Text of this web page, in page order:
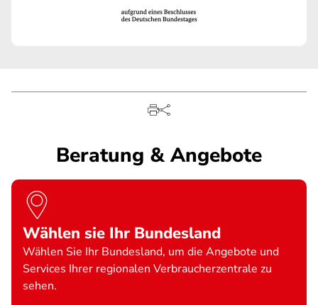
Beratung & Angebote
Wählen sie Ihr Bundesland
Wählen Sie Ihr Bundesland, um die Angebote und
Services Ihrer regionalen Verbraucherzentrale zu
sehen.